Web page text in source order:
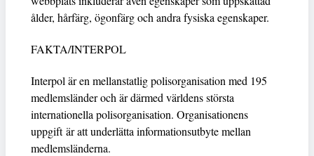
ålder, hårfärg, ögonfärg och andra fysiska egenskaper.
FAKTA/INTERPOL
Interpol är en mellanstatlig polisorganisation med 195
medlemsländer och är därmed världens största
internationella polisorganisation. Organisationens
uppgift är att underlätta informationsutbyte mellan
medlemsländerna.